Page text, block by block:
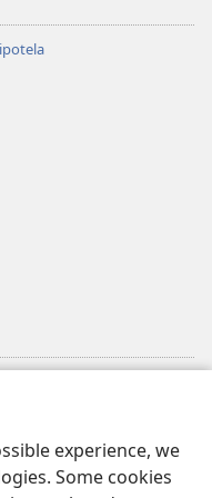
experience, we
Some cookies